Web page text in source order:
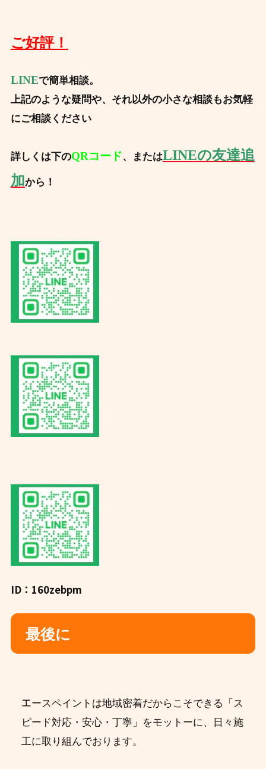
ご好評！
LINEで簡単相談。
上記のような疑問や、 それ以外の小さな相談もお気軽
にご相談ください
詳しくは下のQRコード、またはLINEの友達追
加 から！
ID：160zebpm
最後に
エースペイントは地域密着だからこそできる「ス
ピード対応・安心・丁寧」をモットーに、日々施
工に取り組んでおります。